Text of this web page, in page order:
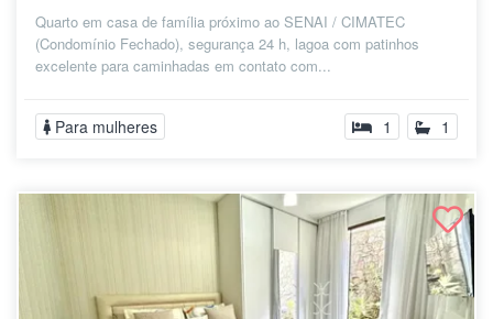
Quarto em casa de família próximo ao SENAI / CIMATEC
(Condomínio Fechado), segurança 24 h, lagoa com patinhos
excelente para caminhadas em contato com...
Para mulheres 1 1